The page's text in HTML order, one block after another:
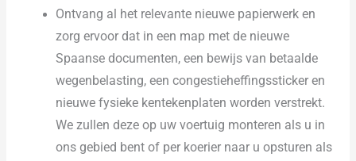
Ontvang al het relevante nieuwe papierwerk en
zorg ervoor dat in een map met de nieuwe
Spaanse documenten, een bewijs van betaalde
wegenbelasting, een congestieheffingssticker en
nieuwe fysieke kentekenplaten worden verstrekt.
We zullen deze op uw voertuig monteren als u in
ons gebied bent of per koerier naar u opsturen als